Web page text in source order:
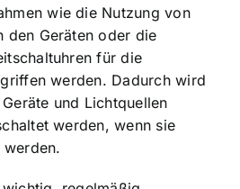
wie die Nutzung von
den Geräten oder die
für die
werden. Dadurch wird
und Lichtquellen
werden, wenn sie